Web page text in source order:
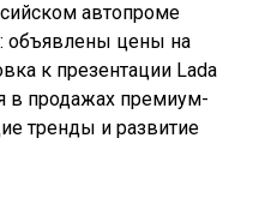
автопроме
объявлены цены на
к презентации Lada
в продажах премиум-
тренды и развитие